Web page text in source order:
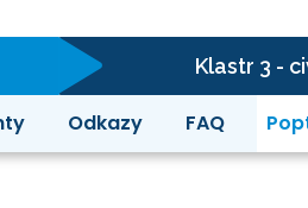
Klastr 3 -
Odkazy FAQ